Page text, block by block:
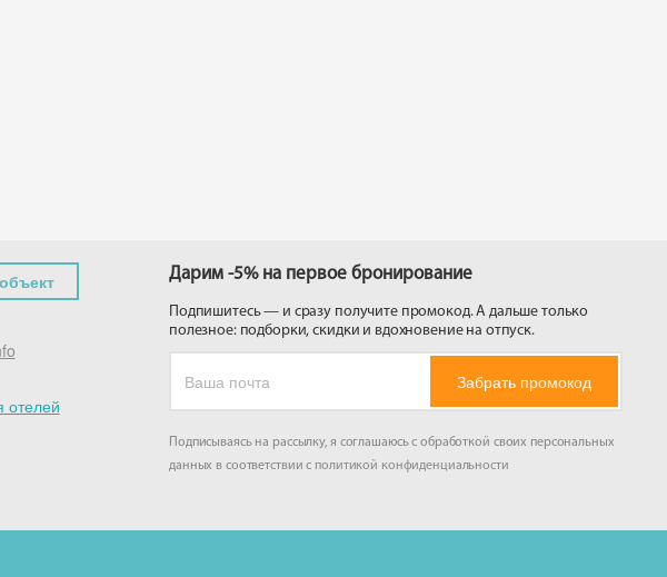
отелей
Дарим -5% на первое бронирование
Подпишитесь — и сразу получите промокод. А дальше только
полезное: подборки, скидки и вдохновение на отпуск.
Забрать промокод
Подписываясь на рассылку, я соглашаюсь с обработкой своих персональных
данных в соответствии с политикой конфиденциальности